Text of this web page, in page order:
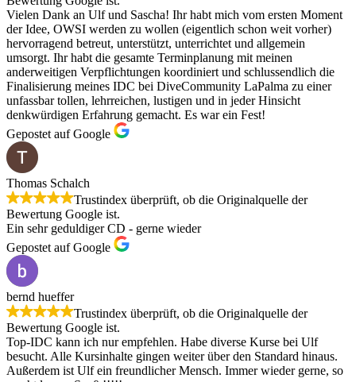
Vielen Dank an Ulf und Sascha! Ihr habt mich vom ersten Moment
der Idee, OWSI werden zu wollen (eigentlich schon weit vorher)
hervorragend betreut, unterstützt, unterrichtet und allgemein
umsorgt. Ihr habt die gesamte Terminplanung mit meinen
anderweitigen Verpflichtungen koordiniert und schlussendlich die
Finalisierung meines IDC bei DiveCommunity LaPalma zu einer
unfassbar tollen, lehrreichen, lustigen und in jeder Hinsicht
denkwürdigen Erfahrung gemacht. Es war ein Fest!
Gepostet auf Google
Thomas Schalch
Trustindex überprüft, ob die Originalquelle der
Bewertung Google ist.
Ein sehr geduldiger CD - gerne wieder
Gepostet auf Google
bernd hueffer
Trustindex überprüft, ob die Originalquelle der
Bewertung Google ist.
Top-IDC kann ich nur empfehlen. Habe diverse Kurse bei Ulf
besucht. Alle Kursinhalte gingen weiter über den Standard hinaus.
Außerdem ist Ulf ein freundlicher Mensch. Immer wieder gerne, so